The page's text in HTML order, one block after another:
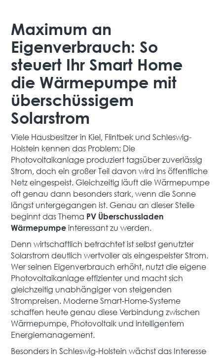
Maximum an
Eigenverbrauch: So
steuert Ihr Smart Home
die Wärmepumpe mit
überschüssigem
Solarstrom
Viele Hausbesitzer in Kiel, Flintbek und Schleswig-
Holstein kennen das Problem: Die
Photovoltaikanlage produziert tagsüber zuverlässig
Strom, doch ein großer Teil davon wird ins öffentliche
Netz eingespeist. Gleichzeitig läuft die Wärmepumpe
oft genau dann besonders stark, wenn die Sonne
längst untergegangen ist. Genau an dieser Stelle
beginnt das Thema PV Überschussladen
Wärmepumpe interessant zu werden.
Denn wirtschaftlich betrachtet ist selbst genutzter
Solarstrom deutlich wertvoller als eingespeister Strom.
Wer seinen Eigenverbrauch erhöht, nutzt die eigene
Photovoltaikanlage effizienter und macht sich
gleichzeitig unabhängiger von steigenden
Strompreisen. Moderne Smart-Home-Systeme
schaffen heute genau diese Verbindung zwischen
Wärmepumpe, Photovoltaik und intelligentem
Energiemanagement.
Besonders in Schleswig-Holstein wächst das Interesse